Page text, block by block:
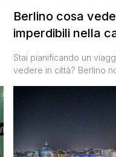
Berlino cosa
imperdibili nella
Stai pianificando un
vedere in città? Berlino
incontra il futuro. Ogni
storia, dalla tumultuosa